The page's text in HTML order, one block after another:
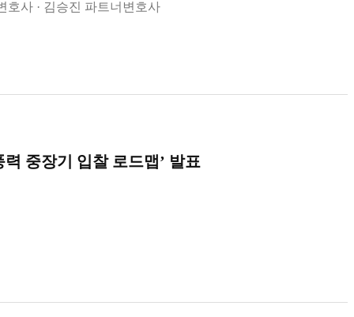
호사 김승진 파트너변호사
중장기 입찰 로드맵’ 발표